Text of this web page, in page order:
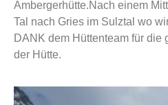
Ambergerhütte.Nach einem
Tal nach Gries im Sulztal wo
DANK dem Hüttenteam für die
der Hütte.